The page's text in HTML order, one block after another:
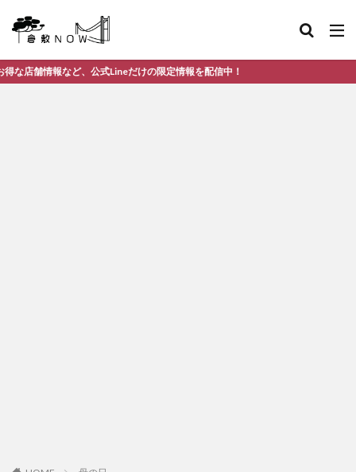
ど、公式Lineだけの限定情報を配信中！